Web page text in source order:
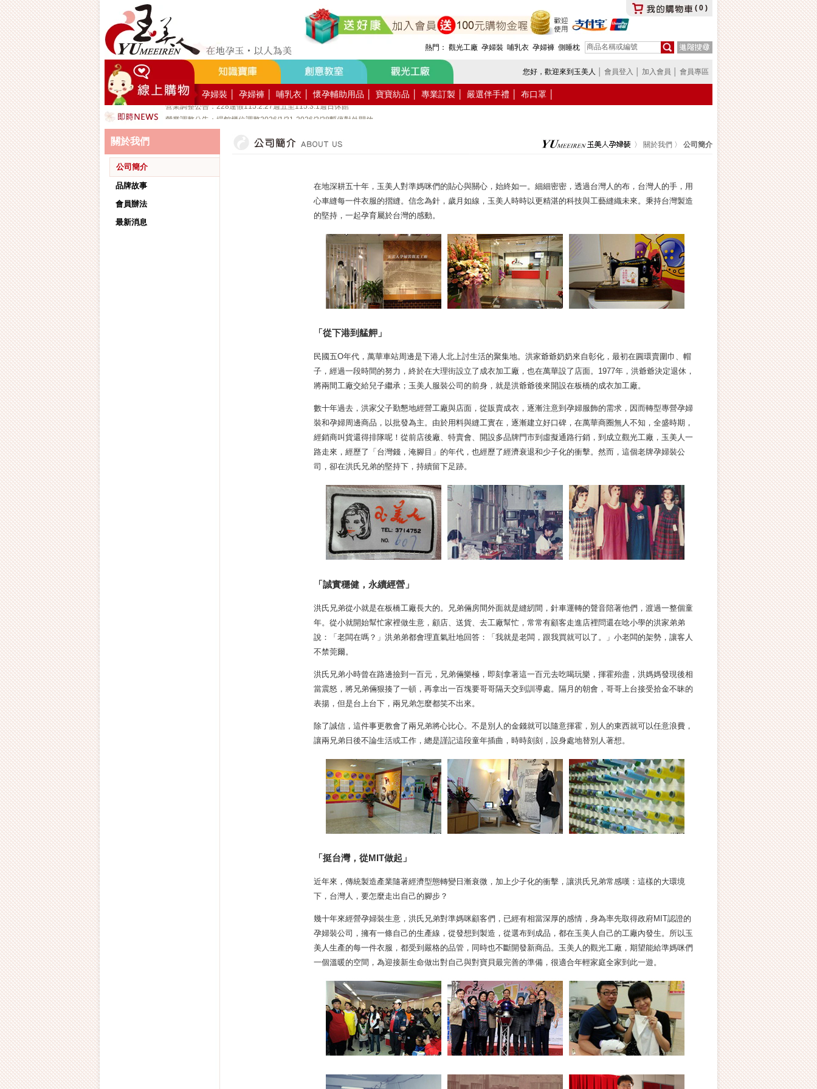
( 0 )
熱門： 觀光工廠 孕婦裝 哺乳衣 孕婦褲 側睡枕
您好，歡迎來到玉美人 會員登入 加入會員 會員專區
孕婦裝 孕婦褲 哺乳衣 懷孕輔助用品 寶寶紡品 專業訂製 嚴選伴手禮 布口罩
好YUN香隨束口袋DIY2026-8月活動報名
營業調整公告：員工教育訓練115.8.1週六全館不對外開放
營業調整公告：115.7.18週六至115.7.19週日休館
營業調整公告：端午連假115.6.19週五至115.6.21週日休館
營業調整公告：五一勞動節連假115.5.1週五至115.5.4週一休館
營業調整公告：兒童節/清明連假115.4.3週五至115.4.6週一休館
營業調整公告：228連假115.2.27週五至115.3.1週日休館
營業調整公告：場館櫃位調整2026/1/31-2026/2/28暫停對外開放
公司總機服務專線02-89669762
玉美人，竭誠歡迎您的加入~新加入會員送購物金100元~
玉美人.板橋門市.觀光工廠歡迎大家使用國民旅遊卡消費!
關於我們
公司簡介
品牌故事
會員辦法
最新消息
〉 關於我們 〉 公司簡介
在地深耕五十年，玉美人對準媽咪們的貼心與關心，始終如一。細細密密，透過台灣人的布，台灣人的手，用
心車縫每一件衣服的摺縫。信念為針，歲月如線，玉美人時時以更精湛的科技與工藝縫織未來。秉持台灣製造
的堅持，一起孕育屬於台灣的感動。
「從下港到艋舺」
民國五O年代，萬華車站周邊是下港人北上討生活的聚集地。洪家爺爺奶奶來自彰化，最初在圓環賣圍巾、帽
子，經過一段時間的努力，終於在大理街設立了成衣加工廠，也在萬華設了店面。1977年，洪爺爺決定退休，
將兩間工廠交給兒子繼承；玉美人服裝公司的前身，就是洪爺爺後來開設在板橋的成衣加工廠。
數十年過去，洪家父子勤懇地經營工廠與店面，從販賣成衣，逐漸注意到孕婦服飾的需求，因而轉型專營孕婦
裝和孕婦周邊商品，以批發為主。由於用料與縫工實在，逐漸建立好口碑，在萬華商圈無人不知，全盛時期，
經銷商叫貨還得排隊呢！從前店後廠、特賣會、開設多品牌門市到虛擬通路行銷，到成立觀光工廠，玉美人一
路走來，經歷了「台灣錢，淹腳目」的年代，也經歷了經濟衰退和少子化的衝擊。然而，這個老牌孕婦裝公
司，卻在洪氏兄弟的堅持下，持續留下足跡。
「誠實穩健，永續經營」
洪氏兄弟從小就是在板橋工廠長大的。兄弟倆房間外面就是縫紉間，針車運轉的聲音陪著他們，渡過一整個童
年。從小就開始幫忙家裡做生意，顧店、送貨、去工廠幫忙，常常有顧客走進店裡問還在唸小學的洪家弟弟
說：「老闆在嗎？」洪弟弟都會理直氣壯地回答：「我就是老闆，跟我買就可以了。」小老闆的架勢，讓客人
不禁莞爾。
洪氏兄弟小時曾在路邊撿到一百元，兄弟倆樂極，即刻拿著這一百元去吃喝玩樂，揮霍殆盡，洪媽媽發現後相
當震怒，將兄弟倆狠揍了一頓，再拿出一百塊要哥哥隔天交到訓導處。隔月的朝會，哥哥上台接受拾金不昧的
表揚，但是台上台下，兩兄弟怎麼都笑不出來。
除了誠信，這件事更教會了兩兄弟將心比心。不是別人的金錢就可以隨意揮霍，別人的東西就可以任意浪費，
讓兩兄弟日後不論生活或工作，總是謹記這段童年插曲，時時刻刻，設身處地替別人著想。
「挺台灣，從MIT做起」
近年來，傳統製造產業隨著經濟型態轉變日漸衰微，加上少子化的衝擊，讓洪氏兄弟常感嘆：這樣的大環境
下，台灣人，要怎麼走出自己的腳步？
幾十年來經營孕婦裝生意，洪氏兄弟對準媽咪顧客們，已經有相當深厚的感情，身為率先取得政府MIT認證的
孕婦裝公司，擁有一條自己的生產線，從發想到製造，從選布到成品，都在玉美人自己的工廠內發生。所以玉
美人生產的每一件衣服，都受到嚴格的品管，同時也不斷開發新商品。玉美人的觀光工廠，期望能給準媽咪們
一個溫暖的空間，為迎接新生命做出對自己與對寶貝最完善的準備，很適合年輕家庭全家到此一遊。